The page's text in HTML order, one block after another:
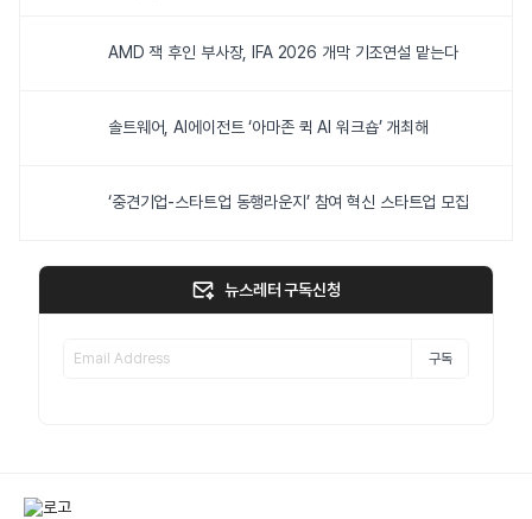
AMD 잭 후인 부사장, IFA 2026 개막 기조연설 맡는다
솔트웨어, AI에이전트 ‘아마존 퀵 AI 워크숍’ 개최해
‘중견기업-스타트업 동행라운지’ 참여 혁신 스타트업 모집
뉴스레터 구독신청
구독